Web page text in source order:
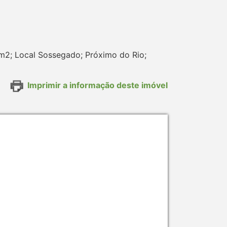
Local Sossegado; Próximo do Rio;
Imprimir a informação deste imóvel